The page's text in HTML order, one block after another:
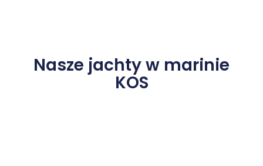
Nasze jachty w marinie
KOS